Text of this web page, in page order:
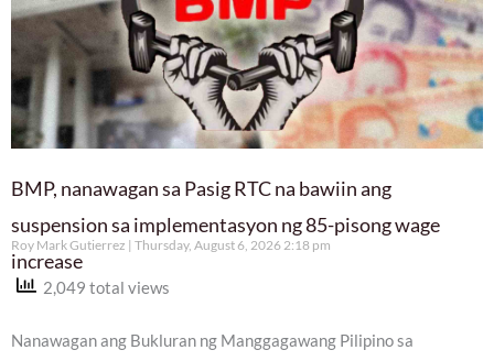
BMP, nanawagan sa Pasig RTC na bawiin ang
suspension sa implementasyon ng 85-pisong wage
increase
Roy Mark Gutierrez Thursday, August 6, 2026 2:18 pm
2,049 total views
Nanawagan ang Bukluran ng Manggagawang Pilipino sa